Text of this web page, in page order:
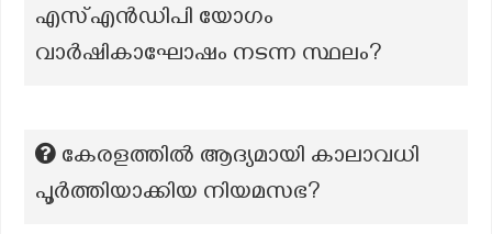
എസ്എൻഡിപി യോഗം
വാർഷികാഘോഷം നടന്ന സ്ഥലം?
കേരളത്തിൽ ആദ്യമായി കാലാവധി
പൂർത്തിയാക്കിയ നിയമസഭ?